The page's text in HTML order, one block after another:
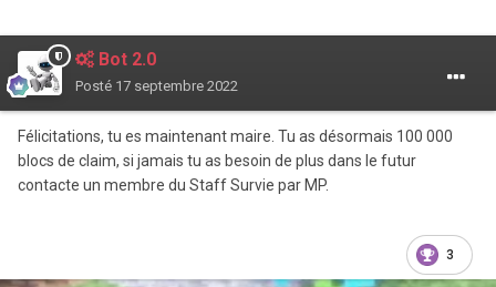
Bot 2.0
Posté 17 septembre 2022
Félicitations, tu es maintenant maire. Tu as désormais 100 000
blocs de claim, si jamais tu as besoin de plus dans le futur
contacte un membre du Staff Survie par MP.
3